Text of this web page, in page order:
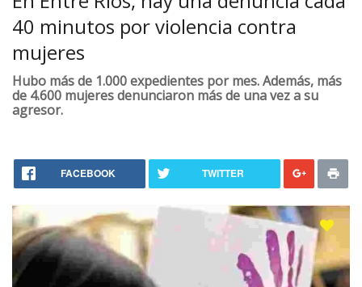
40 minutos por violencia contra
mujeres
Hubo más de 1.000 expedientes por mes. Además, más
de 4.600 mujeres denunciaron más de una vez a su
agresor.
FACEBOOK TWITTER